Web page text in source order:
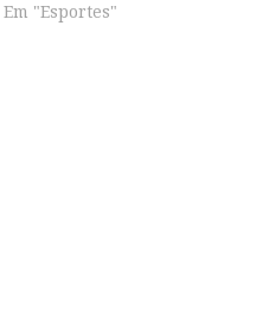
Em "Esportes"